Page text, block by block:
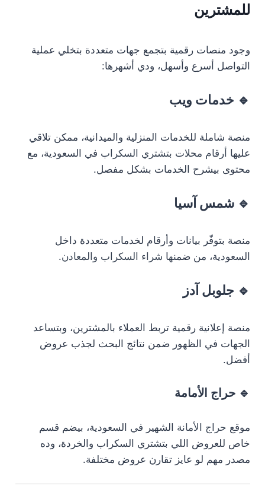
للمشترين
وجود منصات رقمية بتجمع جهات متعددة بتخلي عملية
التواصل أسرع وأسهل، ودي أشهرها:
🔹 خدمات ويب
منصة شاملة للخدمات المنزلية والميدانية، ممكن تلاقي
عليها أرقام محلات بتشتري السكراب في السعودية، مع
محتوى بيشرح الخدمات بشكل مفصل.
🔹شمس آسيا
منصة بتوفّر بيانات وأرقام لخدمات متعددة داخل
السعودية، من ضمنها شراء السكراب والمعادن.
🔹 جلوبل آدز
منصة إعلانية رقمية تربط العملاء بالمشترين، وبتساعد
الجهات في الظهور ضمن نتائج البحث لجذب عروض
أفضل.
🔹حراج الأمامة
موقع حراج الأمانة الشهير في السعودية، بيضم قسم
خاص للعروض اللي بتشتري السكراب والخردة، وده
مصدر مهم لو عايز تقارن عروض مختلفة.